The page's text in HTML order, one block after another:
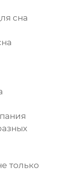
сна
только